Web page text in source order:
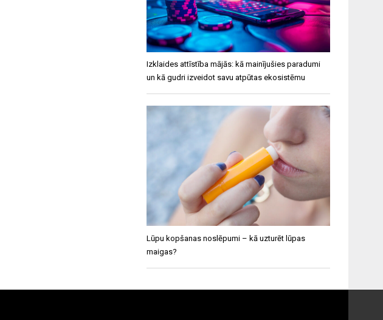
Izklaides attīstība mājās: kā mainījušies paradumi
un kā gudri izveidot savu atpūtas ekosistēmu
Lūpu kopšanas noslēpumi – kā uzturēt lūpas
maigas?